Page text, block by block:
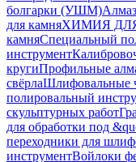
болгарки (УШМ)
для камняХИМИЯ
камняСпециальный
инструмент
кругиПрофильные
свёрлаШлифовальные
полировальный
скульптурных работ
для обработки под
переходники для
инструментВойлоки